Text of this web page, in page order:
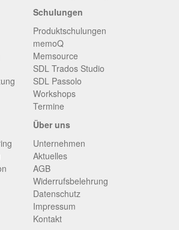
Schulungen
Produktschulungen
memoQ
Memsource
SDL Trados Studio
SDL Passolo
Workshops
Termine
Über uns
Unternehmen
Aktuelles
AGB
Widerrufsbelehrung
Datenschutz
Impressum
Kontakt